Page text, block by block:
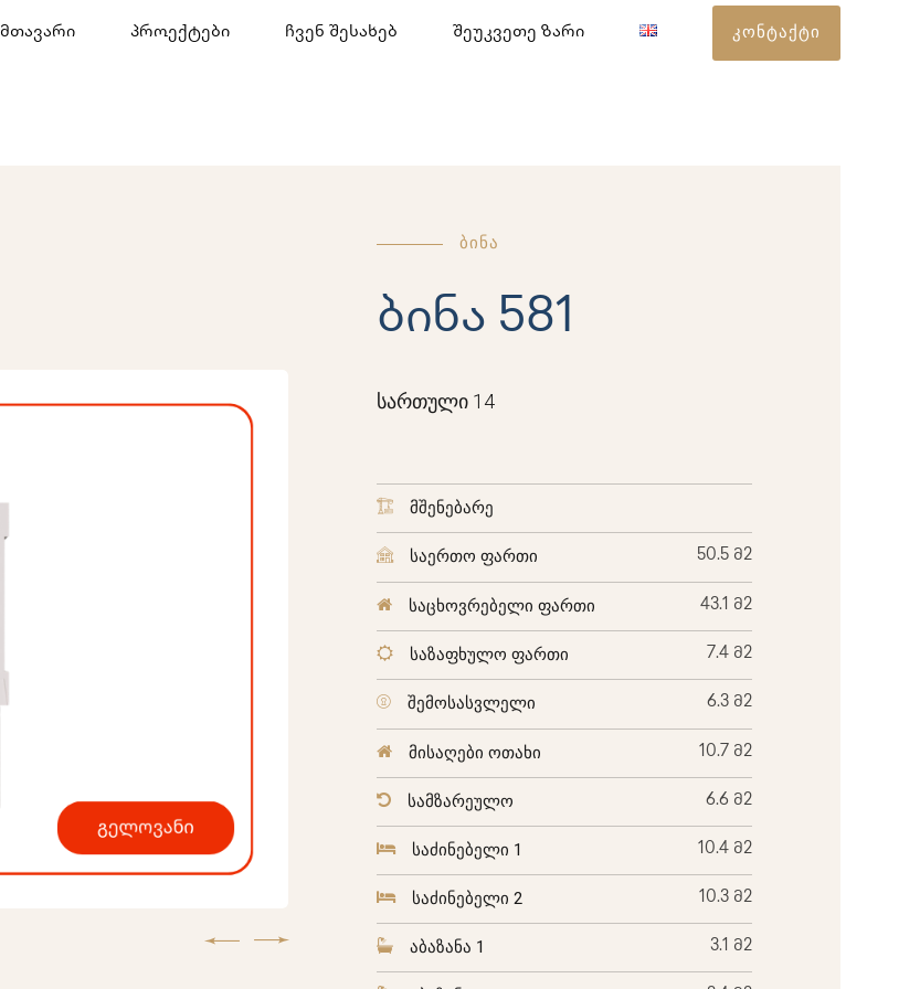
კონტაქტი
მთავარი პროექტები ჩვენ შესახებ შეუკვეთე ზარი
ბინა
ბინა 581
სართული 14
მშენებარე
საერთო ფართი 50.5 მ2
საცხოვრებელი ფართი 43.1 მ2
საზაფხულო ფართი 7.4 მ2
შემოსასვლელი 6.3 მ2
მისაღები ოთახი 10.7 მ2
სამზარეულო 6.6 მ2
საძინებელი 1 10.4 მ2
საძინებელი 2 10.3 მ2
აბაზანა 1 3.1 მ2